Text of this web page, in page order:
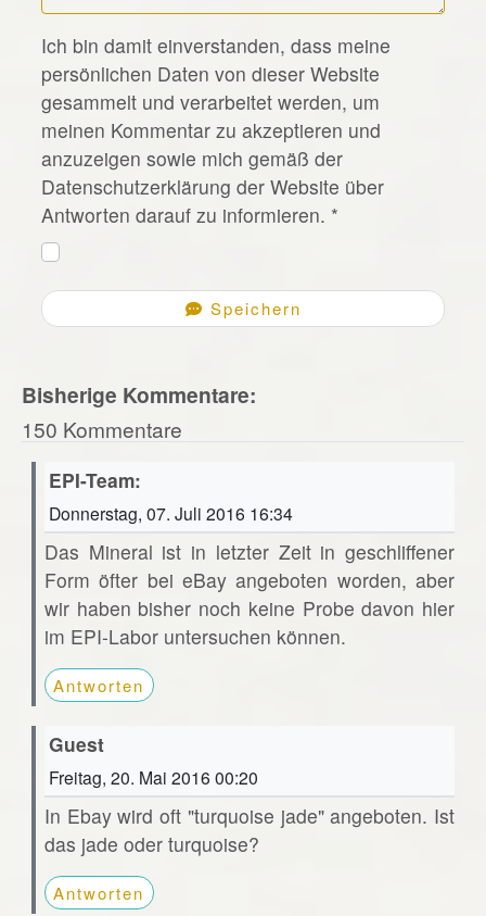
*
Ich bin damit einverstanden, dass meine
persönlichen Daten von dieser Website
gesammelt und verarbeitet werden, um
meinen Kommentar zu akzeptieren und
anzuzeigen sowie mich gemäß der
Datenschutzerklärung der Website über
Antworten darauf zu informieren. *
Speichern
Bisherige Kommentare:
150 Kommentare
EPI-Team:
Donnerstag, 07. Juli 2016 16:34
Das Mineral ist in letzter Zeit in geschliffener
Form öfter bei eBay angeboten worden, aber
wir haben bisher noch keine Probe davon hier
im EPI-Labor untersuchen können.
Antworten
Guest
Freitag, 20. Mai 2016 00:20
In Ebay wird oft "turquoise jade" angeboten. Ist
das jade oder turquoise?
Antworten